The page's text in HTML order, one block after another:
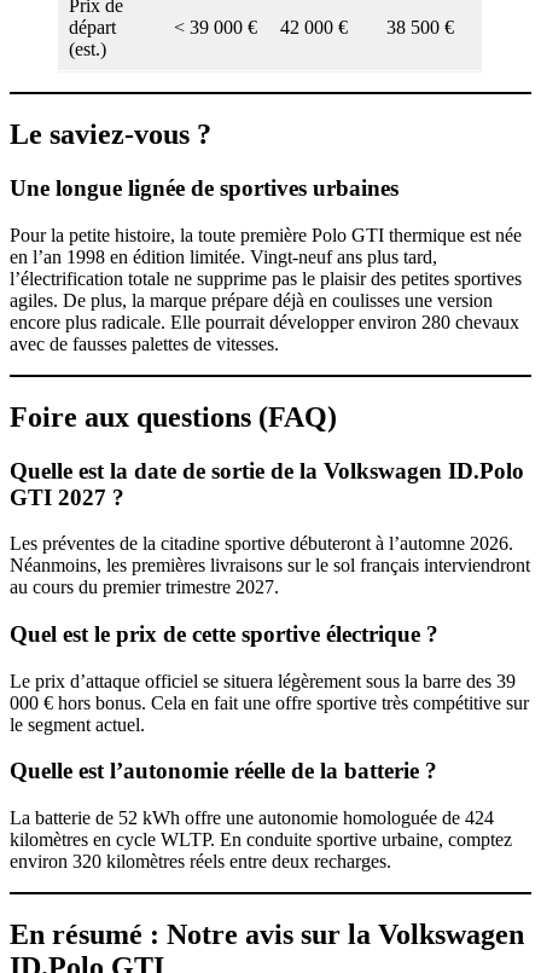
Prix de
départ
(est.)
< 39 000 € 42 000 € 38 500 €
Le saviez-vous ?
Une longue lignée de sportives urbaines
Pour la petite histoire, la toute première Polo GTI thermique est née
en l’an 1998 en édition limitée. Vingt-neuf ans plus tard,
l’électrification totale ne supprime pas le plaisir des petites sportives
agiles. De plus, la marque prépare déjà en coulisses une version
encore plus radicale. Elle pourrait développer environ 280 chevaux
avec de fausses palettes de vitesses.
Foire aux questions (FAQ)
Quelle est la date de sortie de la Volkswagen ID.Polo
GTI 2027 ?
Les préventes de la citadine sportive débuteront à l’automne 2026.
Néanmoins, les premières livraisons sur le sol français interviendront
au cours du premier trimestre 2027.
Quel est le prix de cette sportive électrique ?
Le prix d’attaque officiel se situera légèrement sous la barre des 39
000 € hors bonus. Cela en fait une offre sportive très compétitive sur
le segment actuel.
Quelle est l’autonomie réelle de la batterie ?
La batterie de 52 kWh offre une autonomie homologuée de 424
kilomètres en cycle WLTP. En conduite sportive urbaine, comptez
environ 320 kilomètres réels entre deux recharges.
En résumé : Notre avis sur la Volkswagen